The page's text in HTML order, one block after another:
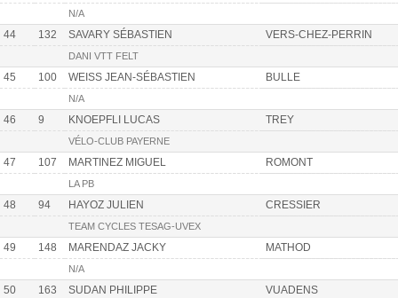
N/A
44 132 SAVARY SÉBASTIEN VERS-CHEZ-PERRIN
DANI VTT FELT
45 100 WEISS JEAN-SÉBASTIEN BULLE
N/A
46 9 KNOEPFLI LUCAS TREY
VÉLO-CLUB PAYERNE
47 107 MARTINEZ MIGUEL ROMONT
LA PB
48 94 HAYOZ JULIEN CRESSIER
TEAM CYCLES TESAG-UVEX
49 148 MARENDAZ JACKY MATHOD
N/A
50 163 SUDAN PHILIPPE VUADENS